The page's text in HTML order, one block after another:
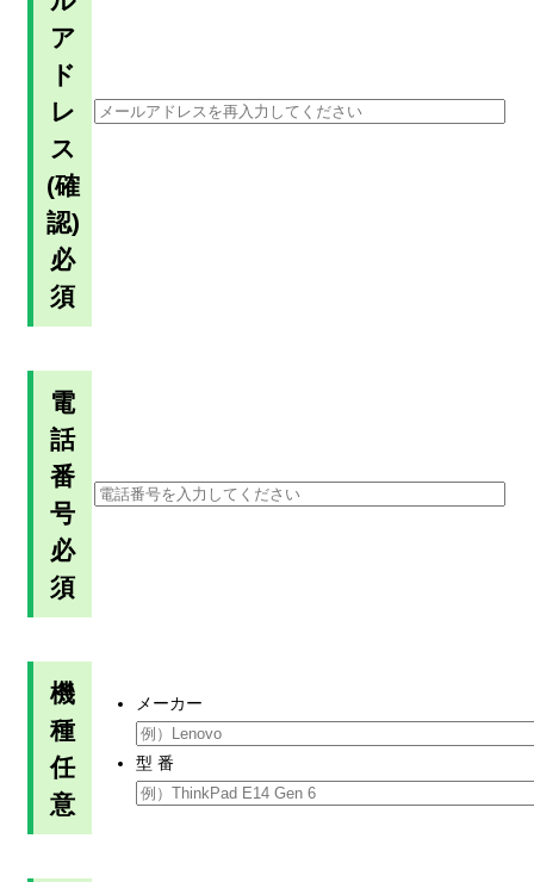
ア
ド
レ
ス
(確
認)
必
須
電
話
番
号
必
須
機
種
任
意
メーカー
型 番